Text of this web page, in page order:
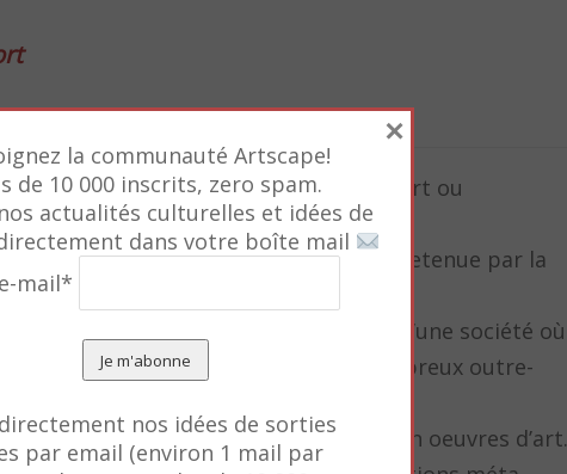
de civilisation qu’est la peine de mort ou
sur cet « héritage barbare » entretenue par la
est ouverte…
symbole d’un grand matérialisme, d’une société où
souligné par les obèses très nombreux outre-
ces poubelles de « people » érigées en oeuvres d’art.
la communauté Artscape!
de 10 000 inscrits, zero spam.
actualités culturelles et idées de
dans votre boîte mail
mail*
directement nos idées de sorties
par email (environ 1 mail par
×